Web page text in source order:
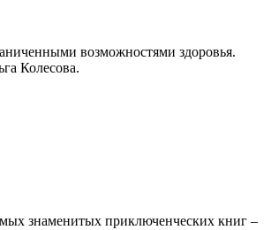
возможностями здоровья.
Колесова.
знаменитых приключенческих книг –